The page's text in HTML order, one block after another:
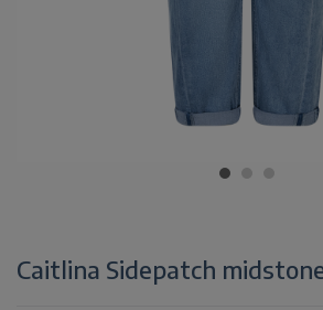
Caitlina Sidepatch